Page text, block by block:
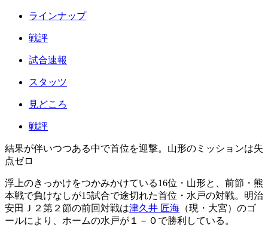
ラインナップ
戦評
試合速報
スタッツ
見どころ
戦評
結果が伴いつつある中で首位を迎撃。山形のミッションは失
点ゼロ
浮上のきっかけをつかみかけている16位・山形と、前節・熊
本戦で負けなしが15試合で途切れた首位・水戸の対戦。明治
安田Ｊ２第２節の前回対戦は津久井 匠海 （現・大宮）のゴ
ールにより、ホームの水戸が１－０で勝利している。